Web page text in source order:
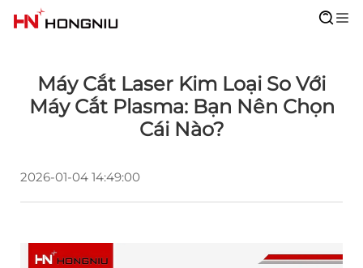
Máy Cắt Laser Kim Loại So Với
Máy Cắt Plasma: Bạn Nên Chọn
Cái Nào?
2026-01-04 14:49:00